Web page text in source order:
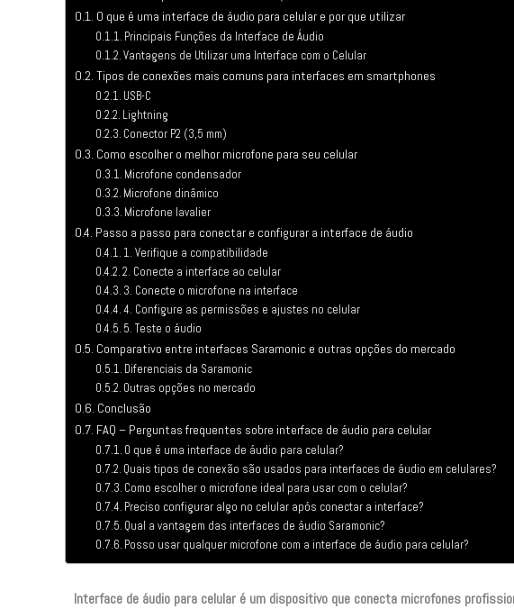
O que é uma interface de áudio para celular e por que utilizar
Principais Funções da Interface de Áudio
Vantagens de Utilizar uma Interface com o Celular
Tipos de conexões mais comuns para interfaces em smartphones
USB-C
Lightning
Conector P2 (3,5 mm)
Como escolher o melhor microfone para seu celular
Microfone condensador
Microfone dinâmico
Microfone lavalier
Passo a passo para conectar e configurar a interface de áudio
1. Verifique a compatibilidade
2. Conecte a interface ao celular
3. Conecte o microfone na interface
4. Configure as permissões e ajustes no celular
5. Teste o áudio
Comparativo entre interfaces Saramonic e outras opções do mercado
Diferenciais da Saramonic
Outras opções no mercado
Conclusão
FAQ – Perguntas frequentes sobre interface de áudio para celular
O que é uma interface de áudio para celular?
Quais tipos de conexão são usados para interfaces de áudio em celulares?
Como escolher o microfone ideal para usar com o celular?
Preciso configurar algo no celular após conectar a interface?
Qual a vantagem das interfaces de áudio Saramonic?
Posso usar qualquer microfone com a interface de áudio para celular?
Interface de áudio para celular é um dispositivo que conecta microfones